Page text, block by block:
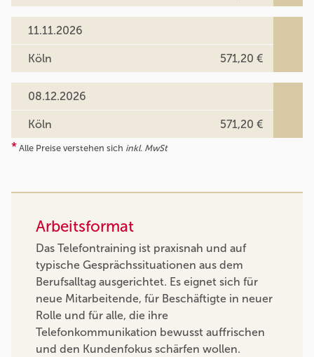
11.11.2026
Köln 571,20 €
08.12.2026
Köln 571,20 €
* Alle Preise verstehen sich inkl. MwSt
Arbeitsformat
Das Telefontraining ist praxisnah und auf
typische Gesprächssituationen aus dem
Berufsalltag ausgerichtet. Es eignet sich für
neue Mitarbeitende, für Beschäftigte in neuer
Rolle und für alle, die ihre
Telefonkommunikation bewusst auffrischen
und den Kundenfokus schärfen wollen.